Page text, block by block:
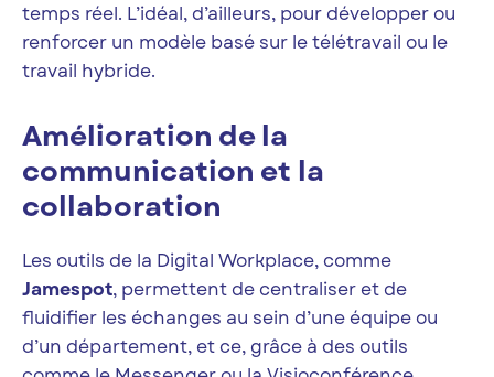
temps réel. L’idéal, d’ailleurs, pour développer ou
renforcer un modèle basé sur le télétravail ou le
travail hybride.
Amélioration de la
communication et la
collaboration
Les outils de la Digital Workplace, comme
Jamespot, permettent de centraliser et de
fluidifier les échanges au sein d’une équipe ou
d’un département, et ce, grâce à des outils